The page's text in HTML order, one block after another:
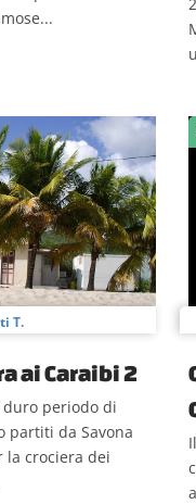
T.
ai Caraibi 2
periodo di
partiti da Savona
la crociera dei